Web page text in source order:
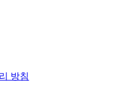
방침